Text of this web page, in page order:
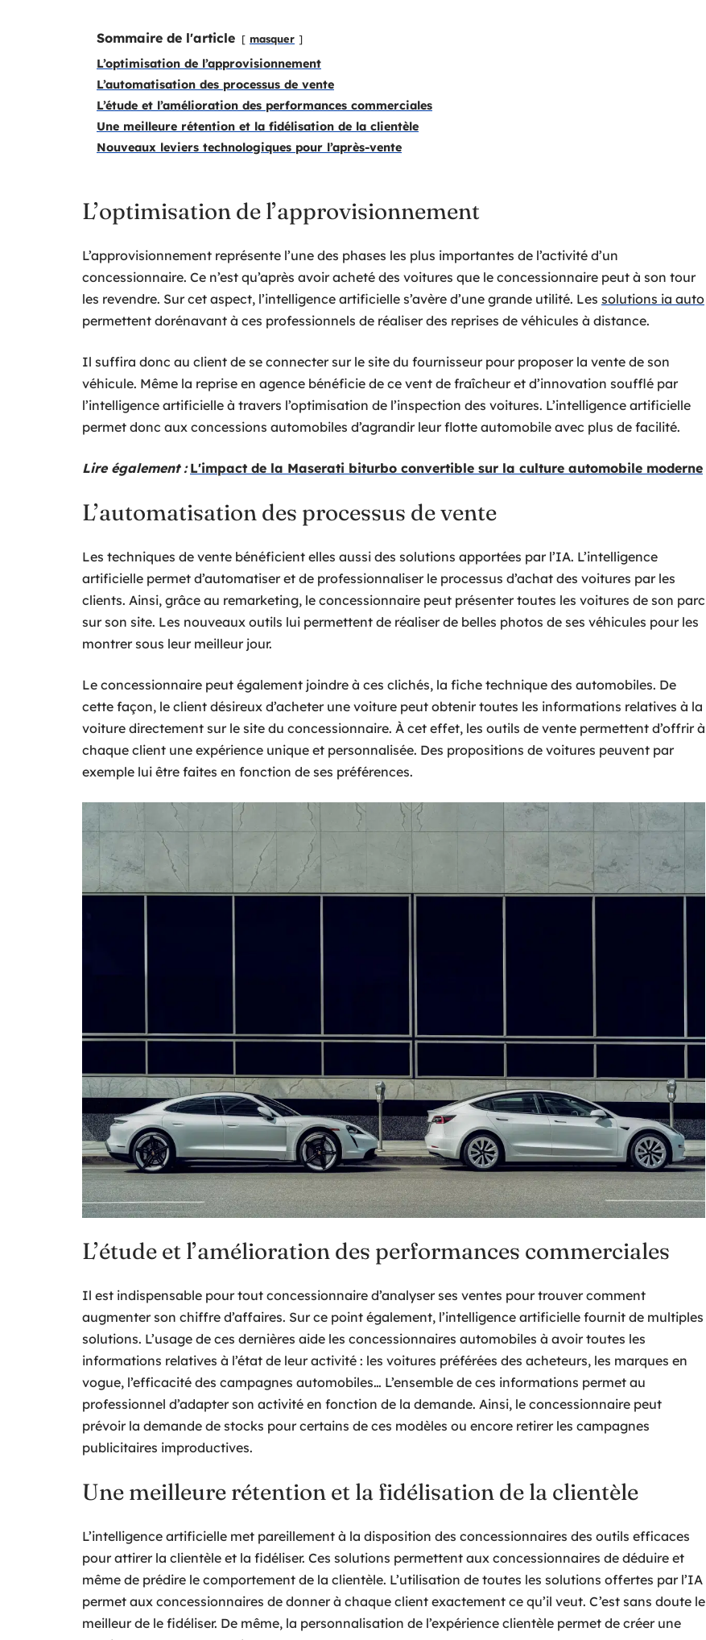
Sommaire de l'article masquer
L’optimisation de l’approvisionnement
L’automatisation des processus de vente
L’étude et l’amélioration des performances commerciales
Une meilleure rétention et la fidélisation de la clientèle
Nouveaux leviers technologiques pour l’après-vente
L’optimisation de l’approvisionnement
L’approvisionnement représente l’une des phases les plus importantes de l’activité d’un
concessionnaire. Ce n’est qu’après avoir acheté des voitures que le concessionnaire peut à son tour
les revendre. Sur cet aspect, l’intelligence artificielle s’avère d’une grande utilité. Les solutions ia auto
permettent dorénavant à ces professionnels de réaliser des reprises de véhicules à distance.
Il suffira donc au client de se connecter sur le site du fournisseur pour proposer la vente de son
véhicule. Même la reprise en agence bénéficie de ce vent de fraîcheur et d’innovation soufflé par
l’intelligence artificielle à travers l’optimisation de l’inspection des voitures. L’intelligence artificielle
permet donc aux concessions automobiles d’agrandir leur flotte automobile avec plus de facilité.
Lire également : L'impact de la Maserati biturbo convertible sur la culture automobile moderne
L’automatisation des processus de vente
Les techniques de vente bénéficient elles aussi des solutions apportées par l’IA. L’intelligence
artificielle permet d’automatiser et de professionnaliser le processus d’achat des voitures par les
clients. Ainsi, grâce au remarketing, le concessionnaire peut présenter toutes les voitures de son parc
sur son site. Les nouveaux outils lui permettent de réaliser de belles photos de ses véhicules pour les
montrer sous leur meilleur jour.
Le concessionnaire peut également joindre à ces clichés, la fiche technique des automobiles. De
cette façon, le client désireux d’acheter une voiture peut obtenir toutes les informations relatives à la
voiture directement sur le site du concessionnaire. À cet effet, les outils de vente permettent d’offrir à
chaque client une expérience unique et personnalisée. Des propositions de voitures peuvent par
exemple lui être faites en fonction de ses préférences.
L’étude et l’amélioration des performances commerciales
Il est indispensable pour tout concessionnaire d’analyser ses ventes pour trouver comment
augmenter son chiffre d’affaires. Sur ce point également, l’intelligence artificielle fournit de multiples
solutions. L’usage de ces dernières aide les concessionnaires automobiles à avoir toutes les
informations relatives à l’état de leur activité : les voitures préférées des acheteurs, les marques en
vogue, l’efficacité des campagnes automobiles… L’ensemble de ces informations permet au
professionnel d’adapter son activité en fonction de la demande. Ainsi, le concessionnaire peut
prévoir la demande de stocks pour certains de ces modèles ou encore retirer les campagnes
publicitaires improductives.
Une meilleure rétention et la fidélisation de la clientèle
L’intelligence artificielle met pareillement à la disposition des concessionnaires des outils efficaces
pour attirer la clientèle et la fidéliser. Ces solutions permettent aux concessionnaires de déduire et
même de prédire le comportement de la clientèle. L’utilisation de toutes les solutions offertes par l’IA
permet aux concessionnaires de donner à chaque client exactement ce qu’il veut. C’est sans doute le
meilleur de le fidéliser. De même, la personnalisation de l’expérience clientèle permet de créer une